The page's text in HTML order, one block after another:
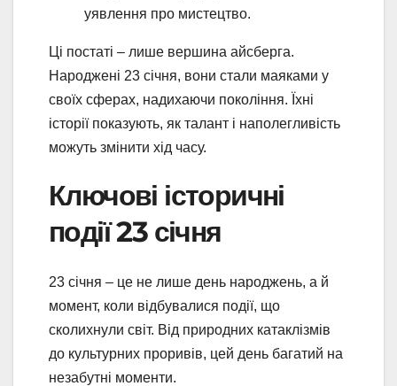
уявлення про мистецтво.
Ці постаті – лише вершина айсберга.
Народжені 23 січня, вони стали маяками у
своїх сферах, надихаючи покоління. Їхні
історії показують, як талант і наполегливість
можуть змінити хід часу.
Ключові історичні
події 23 січня
23 січня – це не лише день народжень, а й
момент, коли відбувалися події, що
сколихнули світ. Від природних катаклізмів
до культурних проривів, цей день багатий на
незабутні моменти.